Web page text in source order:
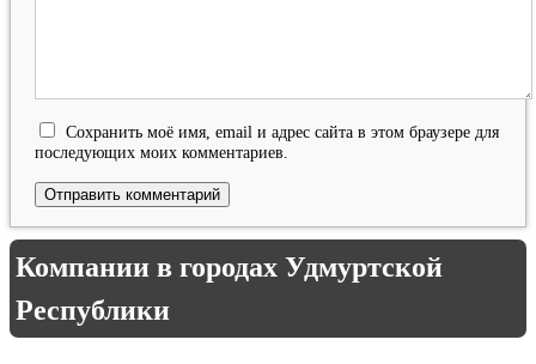
Сохранить моё имя, email и адрес сайта в этом браузере для
последующих моих комментариев.
Компании в городах Удмуртской
Республики